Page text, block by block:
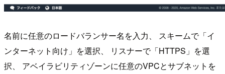
名前に任意のロードバランサー名を入力、 スキームで「イ
ンターネット向け」を選択、 リスナーで「HTTPS」を選
択、 アベイラビリティゾーンに任意のVPCとサブネットを